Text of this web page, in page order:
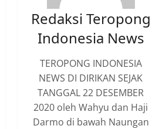
Redaksi Teropong
Indonesia News
TEROPONG INDONESIA
NEWS DI DIRIKAN SEJAK
TANGGAL 22 DESEMBER
2020 oleh Wahyu dan Haji
Darmo di bawah Naungan